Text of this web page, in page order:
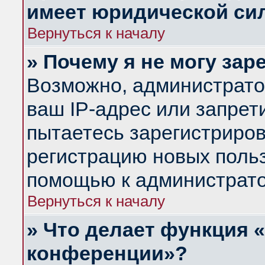
имеет юридической
Вернуться к началу
» Почему я не могу
Возможно,
ваш IP-адрес или
пытаетесь
регистрацию новых
помощью к
Вернуться к началу
» Что делает функция
конференции»?